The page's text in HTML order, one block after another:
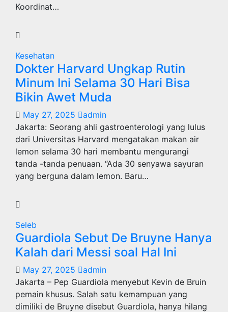
Koordinat…
Kesehatan
Dokter Harvard Ungkap Rutin
Minum Ini Selama 30 Hari Bisa
Bikin Awet Muda
May 27, 2025
admin
Jakarta: Seorang ahli gastroenterologi yang lulus
dari Universitas Harvard mengatakan makan air
lemon selama 30 hari membantu mengurangi
tanda -tanda penuaan. “Ada 30 senyawa sayuran
yang berguna dalam lemon. Baru…
Seleb
Guardiola Sebut De Bruyne Hanya
Kalah dari Messi soal Hal Ini
May 27, 2025
admin
Jakarta – Pep Guardiola menyebut Kevin de Bruin
pemain khusus. Salah satu kemampuan yang
dimiliki de Bruyne disebut Guardiola, hanya hilang